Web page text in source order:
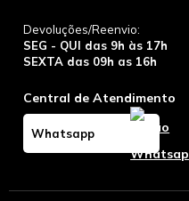
Devoluções/Reenvio:
SEG - QUI das 9h às 17h
SEXTA das 09h as 16h
Central de Atendimento
Whatsapp